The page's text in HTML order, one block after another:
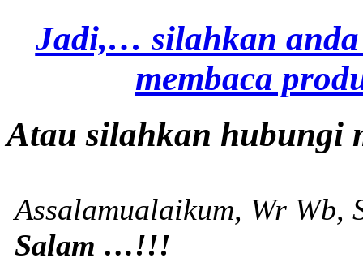
Jadi,… silahkan anda
membaca
Atau silahkan hubungi
Assalamualaikum, Wr Wb,
Salam …!!!